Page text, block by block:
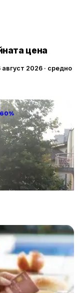
цена
2026 · средно
Familia Fantastiko
60